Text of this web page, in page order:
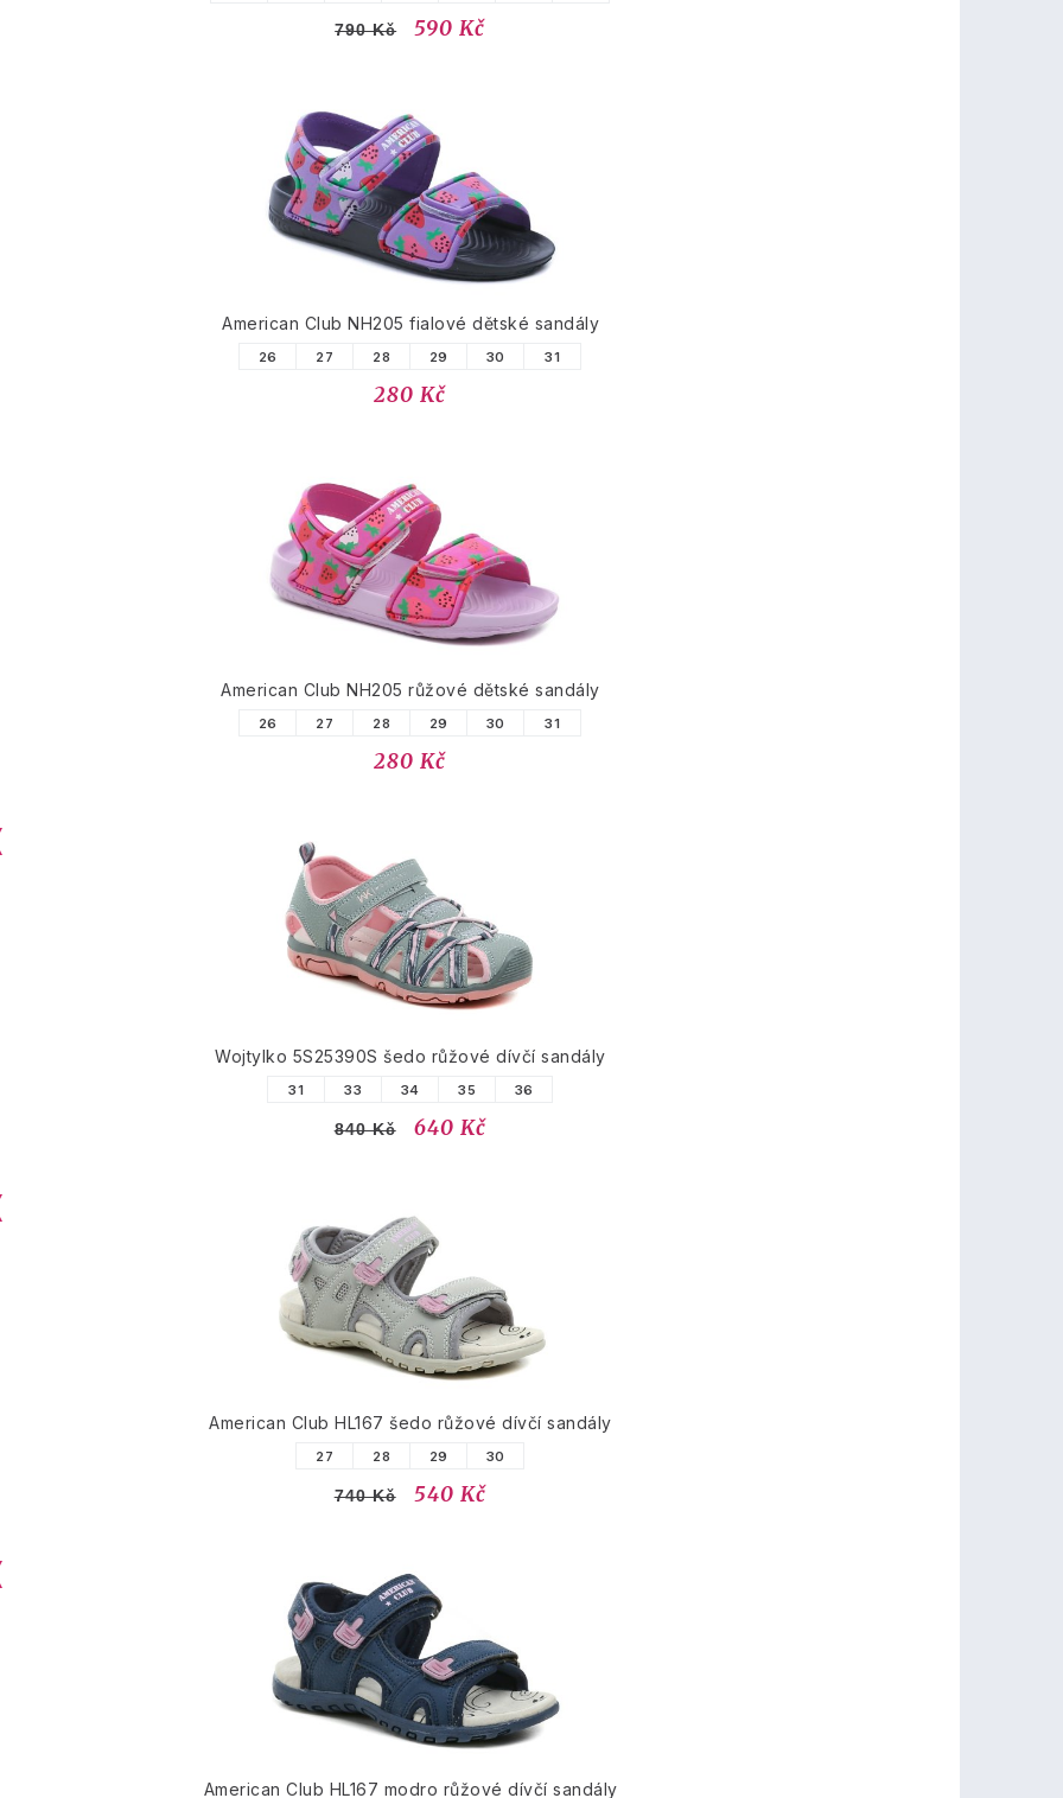
790 Kč 590 Kč
American Club NH205 fialové dětské sandály
26 27 28 29 30 31
280 Kč
American Club NH205 růžové dětské sandály
26 27 28 29 30 31
280 Kč
Wojtylko 5S25390S šedo růžové dívčí sandály
31 33 34 35 36
840 Kč 640 Kč
American Club HL167 šedo růžové dívčí sandály
27 28 29 30
740 Kč 540 Kč
American Club HL167 modro růžové dívčí sandály